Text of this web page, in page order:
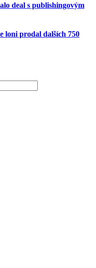
deal s publishingovým
loni prodal dalších 750